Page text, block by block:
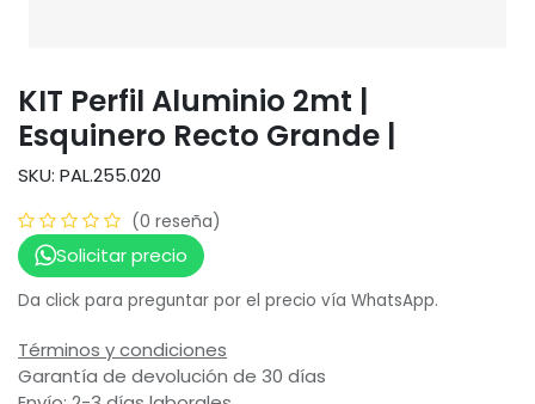
KIT Perfil Aluminio 2mt |
Esquinero Recto Grande |
SKU: PAL.255.020
(0 reseña)
Solicitar precio
Da click para preguntar por el precio vía WhatsApp.
Términos y condiciones
Garantía de devolución de 30 días